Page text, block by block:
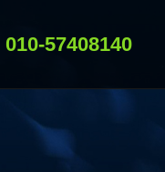
010-57408140